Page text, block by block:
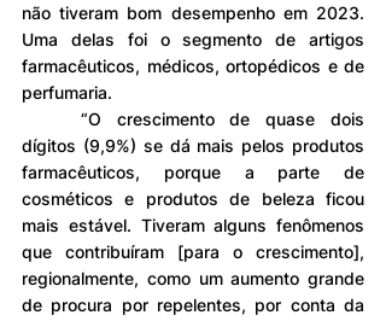
não tiveram bom desempenho em 2023.
Uma delas foi o segmento de artigos
farmacêuticos, médicos, ortopédicos e de
perfumaria.
dígitos (9,9%) se dá mais pelos produtos
farmacêuticos, porque a parte de
cosméticos e produtos de beleza ficou
mais estável. Tiveram alguns fenômenos
que contribuíram [para o crescimento],
regionalmente, como um aumento grande
de procura por repelentes, por conta da